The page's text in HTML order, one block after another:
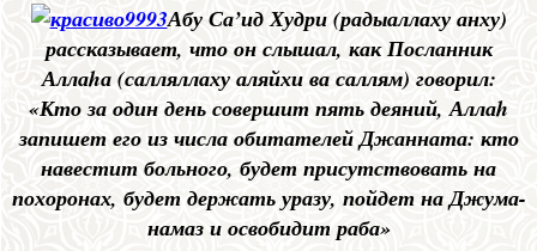
Абу Са’ид Худри (радыаллаху анху)
рассказывает, что он слышал, как Посланник
Аллаhа (салляллаху аляйхи ва саллям) говорил:
«Кто за один день совершит пять деяний, Аллаh
запишет его из числа обитателей Джанната: кто
навестит больного, будет присутствовать на
похоронах, будет держать уразу, пойдет на Джума-
намаз и освобидит раба»